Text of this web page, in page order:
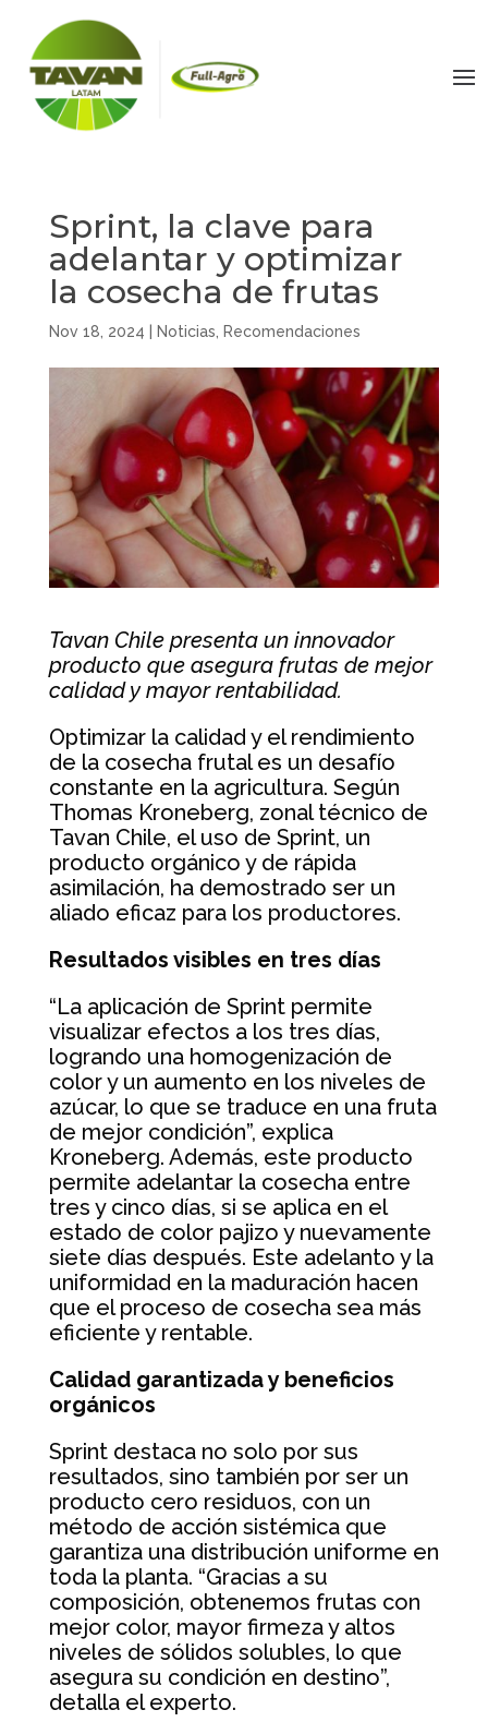
Sprint, la clave para
adelantar y optimizar
la cosecha de frutas
Nov 18, 2024 Noticias Recomendaciones
Tavan Chile presenta un innovador
producto que asegura frutas de mejor
calidad y mayor rentabilidad.
Optimizar la calidad y el rendimiento
de la cosecha frutal es un desafío
constante en la agricultura. Según
Thomas Kroneberg, zonal técnico de
Tavan Chile, el uso de Sprint, un
producto orgánico y de rápida
asimilación, ha demostrado ser un
aliado eficaz para los productores.
Resultados visibles en tres días
“La aplicación de Sprint permite
visualizar efectos a los tres días,
logrando una homogenización de
color y un aumento en los niveles de
azúcar, lo que se traduce en una fruta
de mejor condición”, explica
Kroneberg. Además, este producto
permite adelantar la cosecha entre
tres y cinco días, si se aplica en el
estado de color pajizo y nuevamente
siete días después. Este adelanto y la
uniformidad en la maduración hacen
que el proceso de cosecha sea más
eficiente y rentable.
Calidad garantizada y beneficios
orgánicos
Sprint destaca no solo por sus
resultados, sino también por ser un
producto cero residuos, con un
método de acción sistémica que
garantiza una distribución uniforme en
toda la planta. “Gracias a su
composición, obtenemos frutas con
mejor color, mayor firmeza y altos
niveles de sólidos solubles, lo que
asegura su condición en destino”,
detalla el experto.